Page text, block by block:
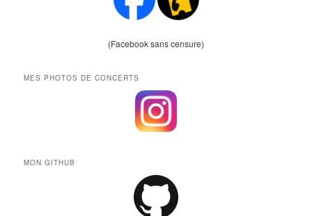
(Facebook sans censure)
MES PHOTOS DE CONCERTS
MON GITHUB